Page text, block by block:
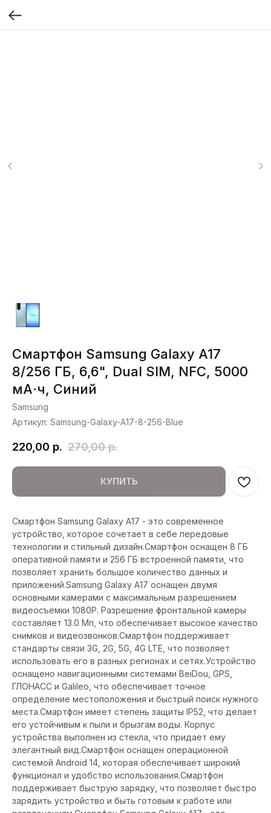
Смартфон Samsung Galaxy A17
8/256 ГБ, 6,6", Dual SIM, NFC, 5000
мА·ч, Синий
Samsung
Артикул: Samsung-Galaxy-A17-8-256-Blue
220,00 р. 270,00 р.
КУПИТЬ
Смартфон Samsung Galaxy A17 - это современное
устройство, которое сочетает в себе передовые
технологии и стильный дизайн.Смартфон оснащен 8 ГБ
оперативной памяти и 256 ГБ встроенной памяти, что
позволяет хранить большое количество данных и
приложений.Samsung Galaxy A17 оснащен двумя
основными камерами с максимальным разрешением
видеосъемки 1080P. Разрешение фронтальной камеры
составляет 13.0 Мп, что обеспечивает высокое качество
снимков и видеозвонков.Смартфон поддерживает
стандарты связи 3G, 2G, 5G, 4G LTE, что позволяет
использовать его в разных регионах и сетях.Устройство
оснащено навигационными системами BeiDou, GPS,
ГЛОНАСС и Galileo, что обеспечивает точное
определение местоположения и быстрый поиск нужного
места.Смартфон имеет степень защиты IP52, что делает
его устойчивым к пыли и брызгам воды. Корпус
устройства выполнен из стекла, что придает ему
элегантный вид.Смартфон оснащен операционной
системой Android 14, которая обеспечивает широкий
функционал и удобство использования.Смартфон
поддерживает быструю зарядку, что позволяет быстро
зарядить устройство и быть готовым к работе или